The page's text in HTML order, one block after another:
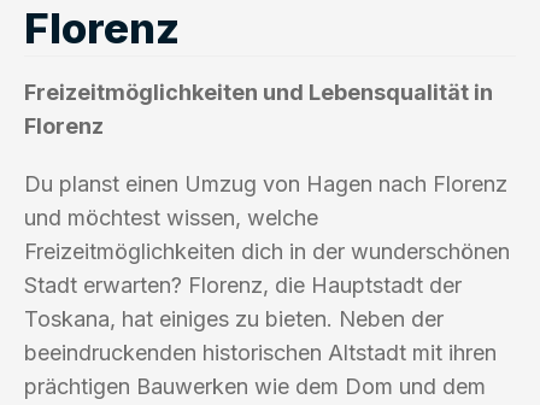
Florenz
Freizeitmöglichkeiten und Lebensqualität in
Florenz
Du planst einen Umzug von Hagen nach Florenz
und möchtest wissen, welche
Freizeitmöglichkeiten dich in der wunderschönen
Stadt erwarten? Florenz, die Hauptstadt der
Toskana, hat einiges zu bieten. Neben der
beeindruckenden historischen Altstadt mit ihren
prächtigen Bauwerken wie dem Dom und dem